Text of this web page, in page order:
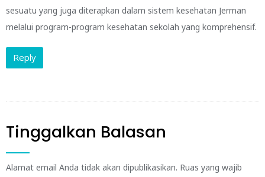
sesuatu yang juga diterapkan dalam sistem kesehatan Jerman
melalui program-program kesehatan sekolah yang komprehensif.
Reply
Tinggalkan Balasan
Alamat email Anda tidak akan dipublikasikan. Ruas yang wajib